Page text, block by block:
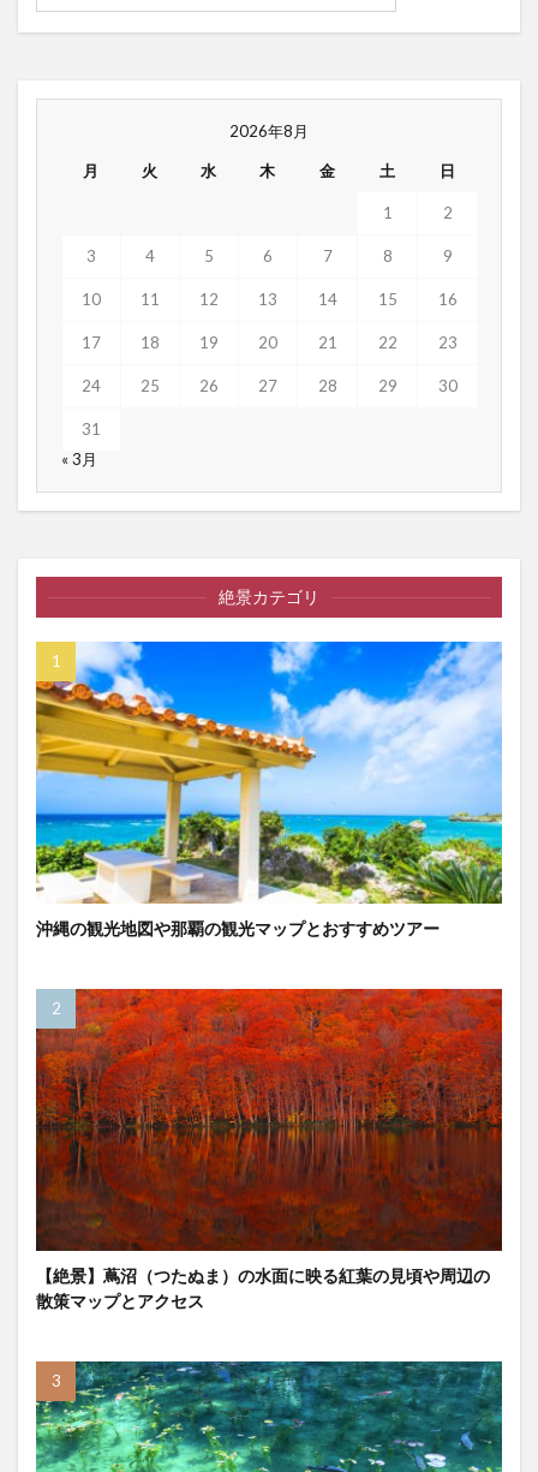
2026年8月
月 火 水 木 金 土 日
1 2
3 4 5 6 7 8 9
10 11 12 13 14 15 16
17 18 19 20 21 22 23
24 25 26 27 28 29 30
31
« 3月
絶景カテゴリ
沖縄の観光地図や那覇の観光マップとおすすめツアー
【絶景】蔦沼（つたぬま）の水面に映る紅葉の見頃や周辺の
散策マップとアクセス